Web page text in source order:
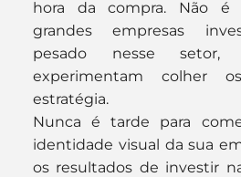
hora da compra. Não é
grandes empresas
pesado nesse
experimentam colher
estratégia.
Nunca é tarde para
identidade visual da sua
os resultados de investir